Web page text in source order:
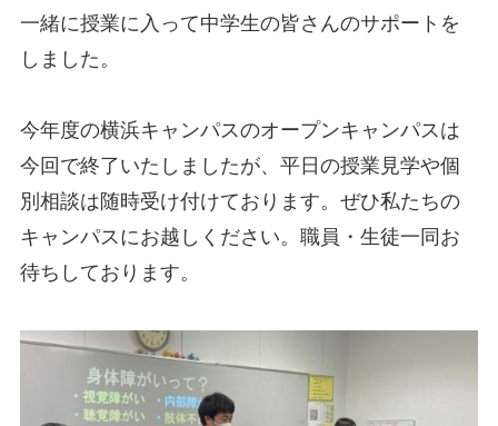
一緒に授業に入って中学生の皆さんのサポートを
しました。
今年度の横浜キャンパスのオープンキャンパスは
今回で終了いたしましたが、平日の授業見学や個
別相談は随時受け付けております。ぜひ私たちの
キャンパスにお越しください。職員・生徒一同お
待ちしております。